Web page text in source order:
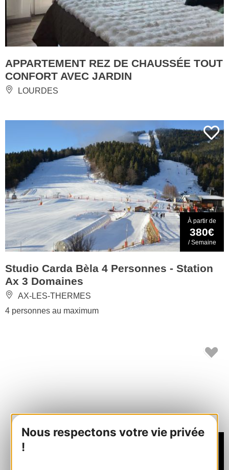
Nous respectons votre vie privée
!
APPARTEMENT REZ DE CHAUSSÉE TOUT
CONFORT AVEC JARDIN
LOURDES
À partir de
380€
/ Semaine
Studio Carda Bèla 4 Personnes - Station
Ax 3 Domaines
AX-LES-THERMES
4 personnes au maximum